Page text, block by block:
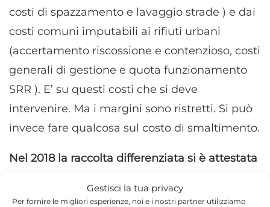
Gestisci la tua privacy
Per fornire le migliori esperienze, noi e i nostri partner utilizziamo
costi di spazzamento e lavaggio strade ) e dai
costi comuni imputabili ai rifiuti urbani
(accertamento riscossione e contenzioso, costi
generali di gestione e quota funzionamento
SRR ). E’ su questi costi che si deve
intervenire. Ma i margini sono ristretti. Si può
invece fare qualcosa sul costo di smaltimento.
Nel 2018 la raccolta differenziata si è attestata
oltre 22.000 tonnellate di rifiuti . Se